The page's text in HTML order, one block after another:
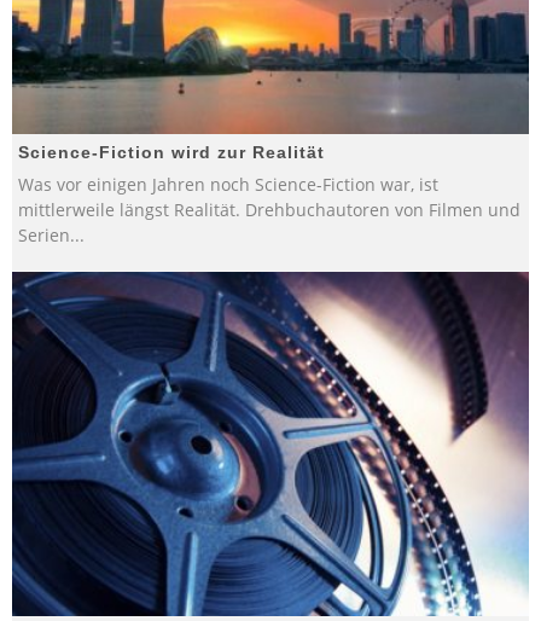
Science-Fiction wird zur Realität
Was vor einigen Jahren noch Science-Fiction war, ist
mittlerweile längst Realität. Drehbuchautoren von Filmen und
Serien...